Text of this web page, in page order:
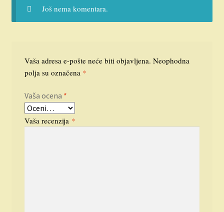
Još nema komentara.
Vaša adresa e-pošte neće biti objavljena. Neophodna
polja su označena *
Vaša ocena *
Vaša recenzija *